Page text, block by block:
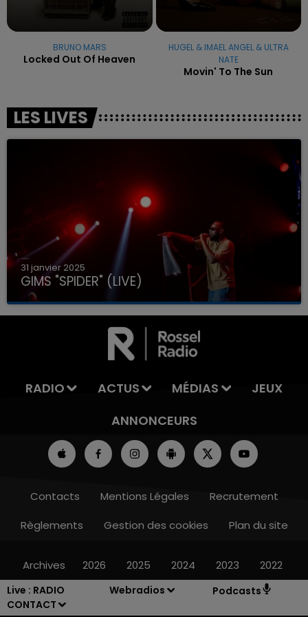
Live : RADIO
CONTACT
Webradios Podcasts
BRUNO MARS
Locked Out Of Heaven
HUGEL & IMAEL ANGEL & ULTRA
NATE
Movin' To The Sun
LES LIVES
31 janvier 2025
GIMS "SPIDER" (LIVE)
RADIO ACTUS MÉDIAS
JEUX
ANNONCEURS
Contacts Mentions Légales
Recrutement
Règlements
Gestion des cookies Plan du site
Archives 2026 2025 2024 2023 2022